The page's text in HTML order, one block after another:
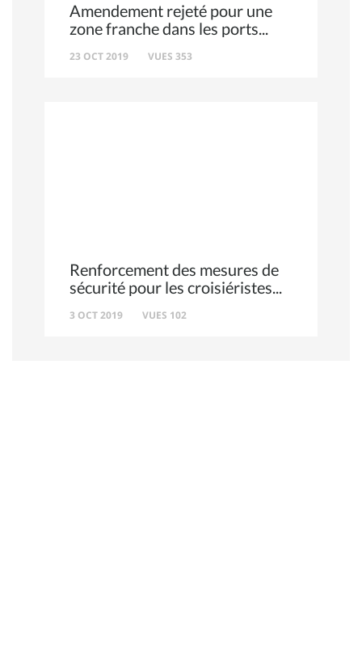
Amendement rejeté pour une
zone franche dans les ports
23 OCT 2019 VUES 353
Renforcement des mesures de
sécurité pour les croisiéristes
3 OCT 2019 VUES 102